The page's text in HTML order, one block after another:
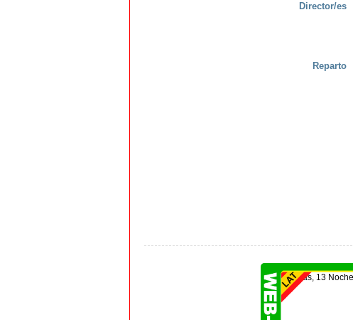
Director/es
Reparto